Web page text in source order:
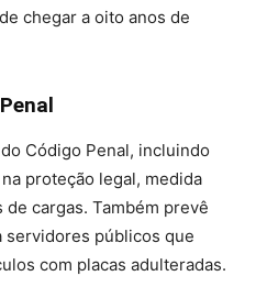
chegar a oito anos de
Código Penal, incluindo
proteção legal, medida
cargas. Também prevê
servidores públicos que
com placas adulteradas.